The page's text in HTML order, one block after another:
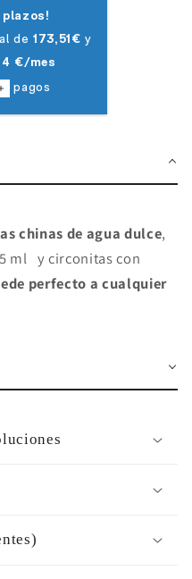
chinas de agua dulce,
ml y circonitas con
perfecto a cualquier